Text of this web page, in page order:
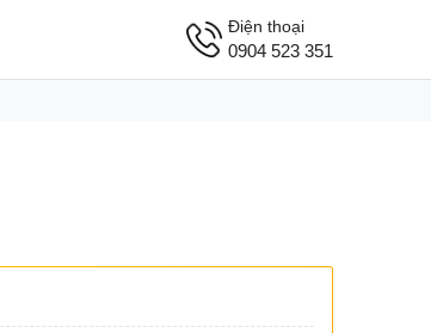
Điện thoại
0904 523 351